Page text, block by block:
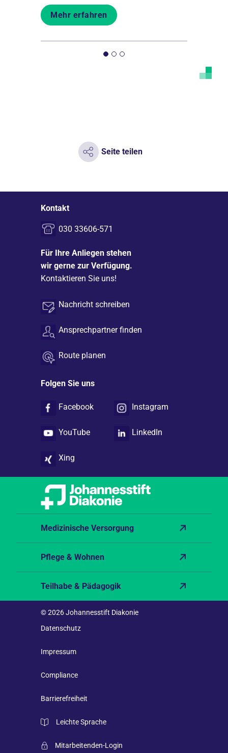
Mehr erfahren
Seite teilen
Kontakt
030 33606-571
Für Ihre Anliegen stehen
wir gerne zur Verfügung.
Kontaktieren Sie uns!
Nachricht schreiben
Ansprechpartner finden
Route planen
Folgen Sie uns
Facebook Instagram
YouTube LinkedIn
Xing
Medizinische Versorgung
Pflege & Wohnen
Teilhabe & Pädagogik
© 2026 Johannesstift Diakonie
Datenschutz
Impressum
Compliance
Barrierefreiheit
Leichte Sprache
Mitarbeitenden-Login